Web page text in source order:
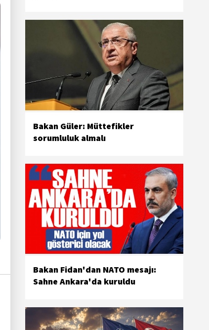
Bakan Güler: Müttefikler
sorumluluk almalı
Bakan Fidan'dan NATO mesajı:
Sahne Ankara'da kuruldu